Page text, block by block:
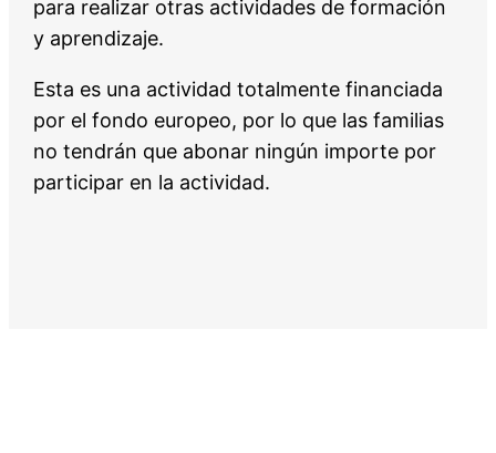
para realizar otras actividades de formación
y aprendizaje.
Esta es una actividad totalmente financiada
por el fondo europeo, por lo que las familias
no tendrán que abonar ningún importe por
participar en la actividad.